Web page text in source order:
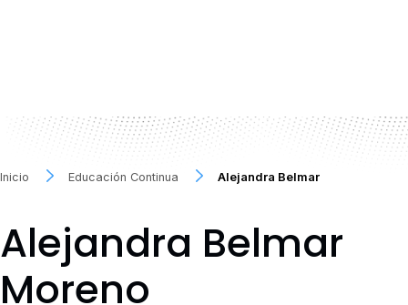
Inicio Educación Continua Alejandra Belmar
Alejandra Belmar
Moreno